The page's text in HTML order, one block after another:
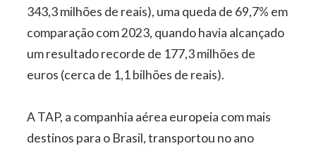
343,3 milhões de reais), uma queda de 69,7% em
comparação com 2023, quando havia alcançado
um resultado recorde de 177,3 milhões de
euros (cerca de 1,1 bilhões de reais).
A TAP, a companhia aérea europeia com mais
destinos para o Brasil, transportou no ano